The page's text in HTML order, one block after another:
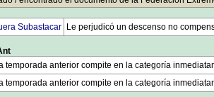
Subastacar Le perjudicó un descenso no
temporada anterior compite en la categoría
temporada anterior compite en la categoría